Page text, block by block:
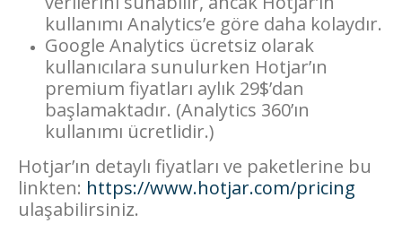
kullanımı Analytics’e göre daha kolaydır.
Google Analytics ücretsiz olarak
kullanıcılara sunulurken Hotjar’ın
premium fiyatları aylık 29$’dan
başlamaktadır. (Analytics 360’ın
kullanımı ücretlidir.)
Hotjar’ın detaylı fiyatları ve paketlerine bu
linkten: https://www.hotjar.com/pricing
ulaşabilirsiniz.